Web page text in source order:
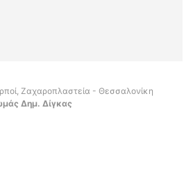
Ζαχαροπλαστεία - Θεσσαλονίκη
Δημ. Δίγκας